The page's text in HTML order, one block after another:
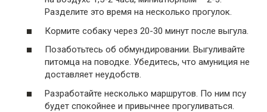
Разделите это время на несколько прогулок.
Кормите собаку через 20-30 минут после выгула.
Позаботьтесь об обмундировании. Выгуливайте
питомца на поводке. Убедитесь, что амуниция не
доставляет неудобств.
Разработайте несколько маршрутов. По ним псу
будет спокойнее и привычнее прогуливаться.